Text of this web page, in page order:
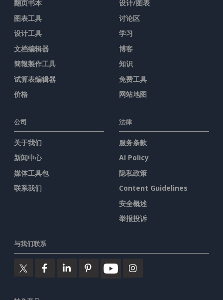
翻页书本
图表工具
设计工具
文档编辑器
簡報製作工具
试算表编辑器
价格
设计/图表
讨论区
学习
博客
知识
免费工具
网站地图
公司
关于我们
新闻中心
媒体工具包
联系我们
法律
服务条款
AI Policy
隐私政策
Content Guidelines
安全概述
举报投诉
与我们联系